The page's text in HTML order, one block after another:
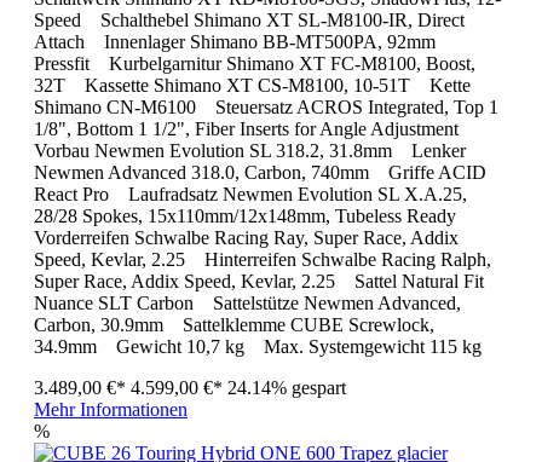
Speed Schalthebel Shimano XT SL-M8100-IR, Direct
Attach Innenlager Shimano BB-MT500PA, 92mm
Pressfit Kurbelgarnitur Shimano XT FC-M8100, Boost,
32T Kassette Shimano XT CS-M8100, 10-51T Kette
Shimano CN-M6100 Steuersatz ACROS Integrated, Top 1
1/8", Bottom 1 1/2", Fiber Inserts for Angle Adjustment
Vorbau Newmen Evolution SL 318.2, 31.8mm Lenker
Newmen Advanced 318.0, Carbon, 740mm Griffe ACID
React Pro Laufradsatz Newmen Evolution SL X.A.25,
28/28 Spokes, 15x110mm/12x148mm, Tubeless Ready
Vorderreifen Schwalbe Racing Ray, Super Race, Addix
Speed, Kevlar, 2.25 Hinterreifen Schwalbe Racing Ralph,
Super Race, Addix Speed, Kevlar, 2.25 Sattel Natural Fit
Nuance SLT Carbon Sattelstütze Newmen Advanced,
Carbon, 30.9mm Sattelklemme CUBE Screwlock,
34.9mm Gewicht 10,7 kg Max. Systemgewicht 115 kg
3.489,00 €* 4.599,00 €* 24.14% gespart
Mehr Informationen
%